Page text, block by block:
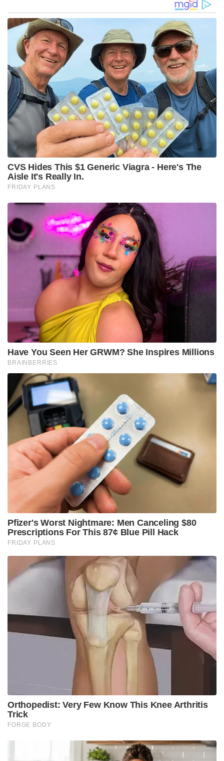
കൊണ്ടുവന്നു; അഭിജീത് ദിപ്കെ, സൗരവ് ദാസ്
എന്നിവർക്കെതിരെ പോക്സോ കേസെടുക്കണമെന്ന്
പരാതിയുമായി അഭിഭാഷക
30 സൈനികരെയോ അല്ലെങ്കിൽ 4,000 കിലോഗ്രാം
വരെയുള്ള യുദ്ധോപകരണങ്ങളെയോ ഒരേസമയം
വഹിക്കാൻ ശേഷിയുള്ള ഇടത്തരം ഗതാഗത
ഹെലികോപ്റ്ററാണ് എംഐ-17. കശ്മീരിലെ മലയോര
മേഖലകളിൽ പാക് സൈന്യം വ്യാപകമായി
ഉപയോഗിക്കാറുള്ള ഹെലികോപ്റ്റർ ആണിത്. 2025
സെപ്റ്റംബറിലും പാകിസ്താന്റെ വടക്കൻ മേഖലയിൽ
വച്ച് സൈനിക ഹെലികോപ്റ്റർ തകർന്ന് രണ്ട്
പൈലറ്റുമാരും മൂന്ന് സാങ്കേതിക വിദഗ്ധരും
കൊല്ലപ്പെട്ടിരുന്നു.
Tags: Pakistan Air Force
Pakistan army helicopter crash
muzzafarabad